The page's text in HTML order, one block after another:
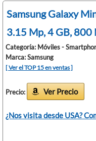
Samsung Galaxy
3.15 Mp, 4 GB, 800
Categoría: Móviles -
Marca: Samsung
[ Ver el TOP 15 en ventas ]
Precio: Ver Precio
¿Nos visita desde USA?